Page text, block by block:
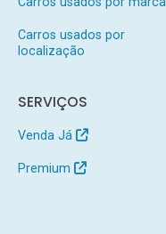
Carros usados por
localização
SERVIÇOS
Venda Já
Premium